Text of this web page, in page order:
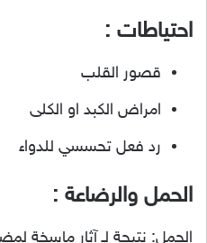
احتياطات :
قصور القلب
امراض الكبد او الكلى
رد فعل تحسسي للدواء
الحمل والرضاعة :
الحمل: نتيجة لـ آثار ماسخة